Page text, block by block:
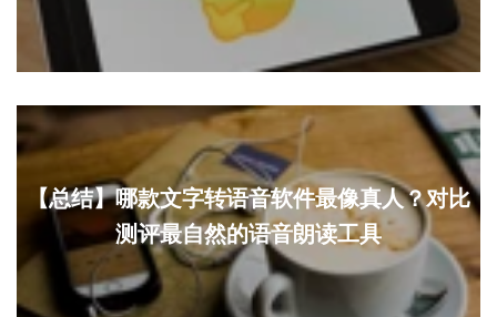
【总结】哪款文字转语音软件最像真人？对比
测评最自然的语音朗读工具